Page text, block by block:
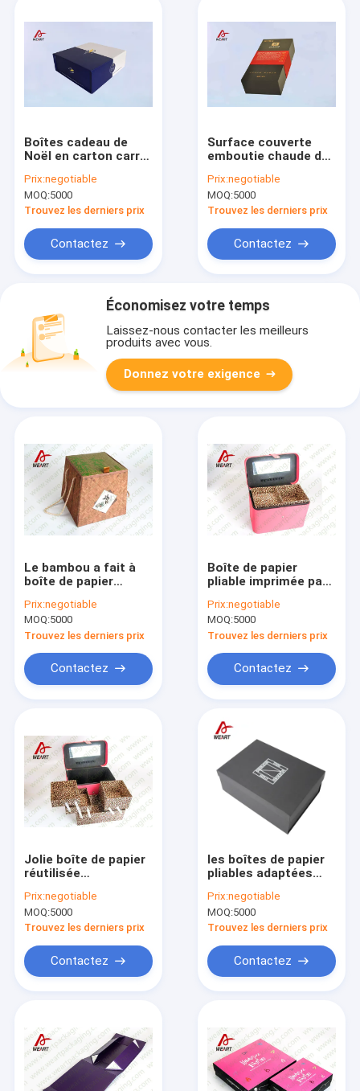
Produits
Au sujet de nous
Boîtes cadeau de
Noël en carton carré
simples avec
couvercle
Prix:negotiable
MOQ:5000
Trouvez les derniers prix
Contactez
Surface couverte
emboutie chaude de
bouteille de vin d'or
pliable de rectangle
Prix:negotiable
MOQ:5000
Trouvez les derniers prix
Contactez
Économisez votre temps
Laissez-nous contacter les meilleurs
produits avec vous.
Donnez votre exigence
Le bambou a fait à
boîte de papier
double pour des
produits alimentaires
24 x 24 x 8cm
Prix:negotiable
MOQ:5000
Trouvez les derniers prix
Contactez
Boîte de papier
pliable imprimée par
cosmétiques avec la
stratification mate
Suface de miroir
Prix:negotiable
MOQ:5000
Trouvez les derniers prix
Contactez
Jolie boîte de papier
réutilisée
vernis UV Suface de
poignée
Prix:negotiable
MOQ:5000
Trouvez les derniers prix
Contactez
les boîtes de papier
pliables adaptées
de taille pour
s'envelopper
présente 3 tiroirs
Prix:negotiable
MOQ:5000
Trouvez les derniers prix
Contactez